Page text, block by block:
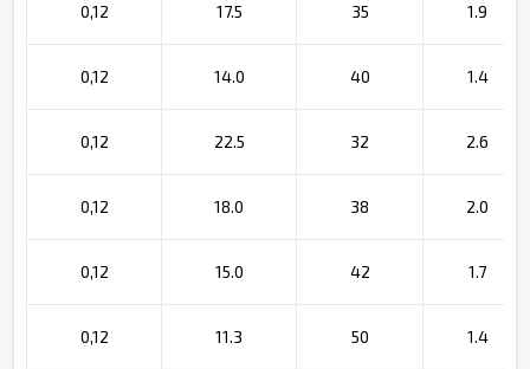
0,12 17.5 35 1.9
0,12 14.0 40 1.4
0,12 22.5 32 2.6
0,12 18.0 38 2.0
0,12 15.0 42 1.7
0,12 11.3 50 1.4